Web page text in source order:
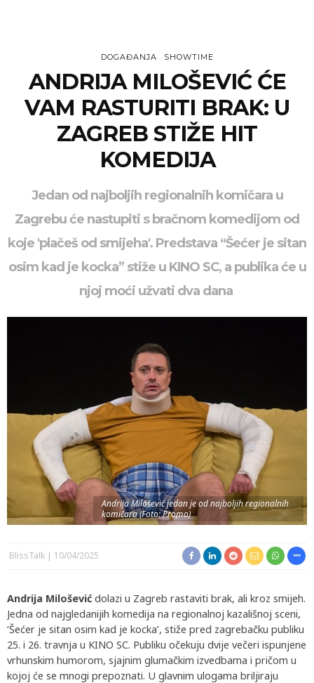
DOGAĐANJA SHOWTIME
ANDRIJA MILOŠEVIĆ ĆE
VAM RASTURITI BRAK: U
ZAGREB STIŽE HIT
KOMEDIJA
Jedan od najboljih regionalnih komičara u
Zagrebu će nastupiti s bračnom komedijom od
koje 'plačeš od smijeha'. Predstava “Šećer je sitan
osim kad je kocka” stiže u KINO SC, a publika će u
njoj moći užvati dva dana
Andrija Milošević jedan je od najboljih regionalnih
komičara (Foto: Promo)
BlissTalk 10/04/2025
Andrija Milošević dolazi u Zagreb rastaviti brak, ali kroz smijeh.
Jedna od najgledanijih komedija na regionalnoj kazališnoj sceni,
‘Šećer je sitan osim kad je kocka’, stiže pred zagrebačku publiku
25. i 26. travnja u KINO SC. Publiku očekuju dvije večeri ispunjene
vrhunskim humorom, sjajnim glumačkim izvedbama i pričom u
kojoj će se mnogi prepoznati. U glavnim ulogama briljiraju